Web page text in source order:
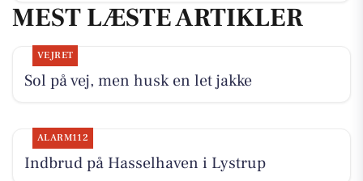
MEST LÆSTE ARTIKLER
VEJRET
Sol på vej, men husk en let jakke
ALARM112
Indbrud på Hasselhaven i Lystrup